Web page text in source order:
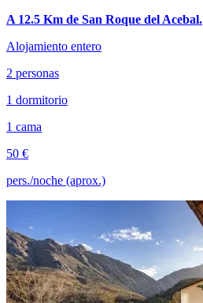
A 12.5 Km de San Roque del Acebal.
Alojamiento entero
2 personas
1 dormitorio
1 cama
50 €
pers./noche (aprox.)